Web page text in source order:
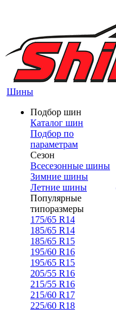
Шины
Подбор шин
Каталог шин
Подбор по
параметрам
Сезон
Всесезонные шины
Зимние шины
Летние шины
Популярные
типоразмеры
175/65 R14
185/65 R14
185/65 R15
195/60 R16
195/65 R15
205/55 R16
215/55 R16
215/60 R17
225/60 R18